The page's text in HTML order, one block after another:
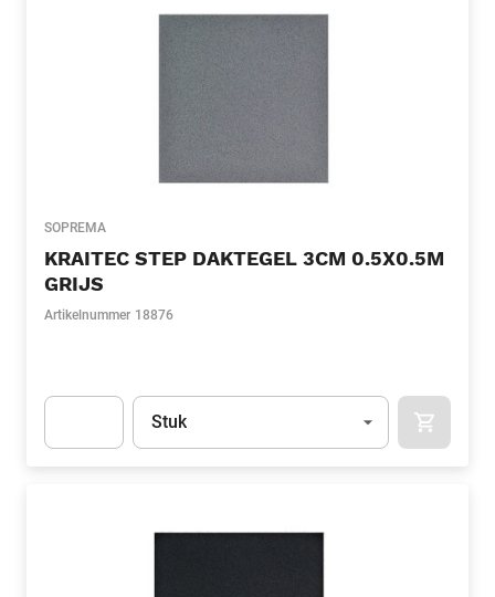
SOPREMA
KRAITEC STEP DAKTEGEL 3CM 0.5X0.5M
GRIJS
Artikelnummer 18876
Eenheid
Stuk